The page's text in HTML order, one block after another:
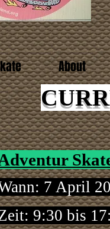
About
7 April
9:30 bis